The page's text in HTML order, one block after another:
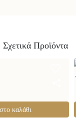
Σχετικά Προϊόντα
καλάθι